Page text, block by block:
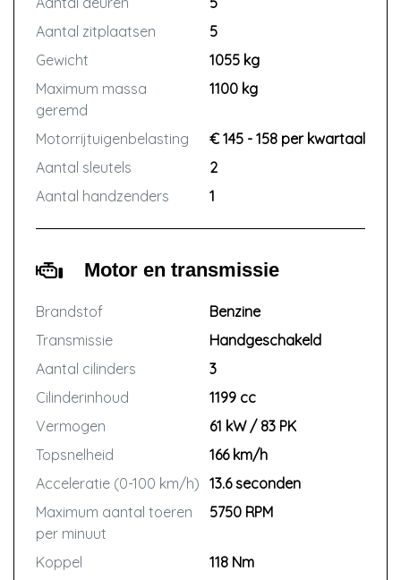
Aantal zitplaatsen
5
Gewicht
1055 kg
Maximum massa
geremd
1100 kg
Motorrijtuigenbelasting
€ 145 - 158 per kwartaal
Aantal sleutels
2
Aantal handzenders
1
Motor en transmissie
Brandstof
Benzine
Transmissie
Handgeschakeld
Aantal cilinders
3
Cilinderinhoud
1199 cc
Vermogen
61 kW / 83 PK
Topsnelheid
166 km/h
Acceleratie (0-100 km/h) 13.6 seconden
Maximum aantal toeren
per minuut
5750 RPM
Koppel
118 Nm